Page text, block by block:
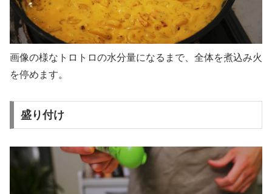
画像の様なトロトロの水分量になるまで、全体を煮込み火
を停めます。
盛り付け